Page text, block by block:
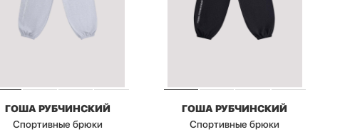
ГОША РУБЧИНСКИЙ
Спортивные брюки
ГОША РУБЧИНСКИЙ
Спортивные брюки